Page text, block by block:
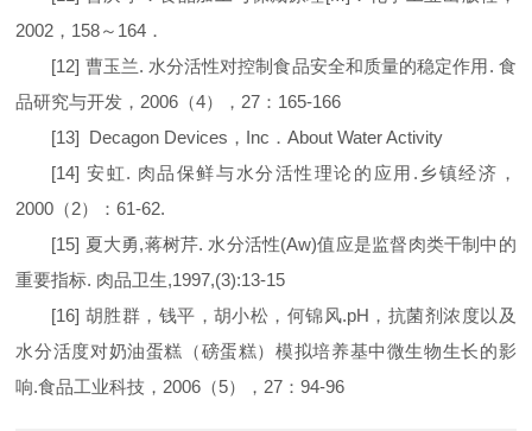
2002 ， 158～ 164 ．
[12] 曹玉兰. 水分活性对控制食品安全和质量的稳定作用 . 食
品研究与开发， 2006 （4）， 27 ： 165-166
[13] Decagon Devices ， Inc ．About Water Activity
[14]安虹. 肉品保鲜与水分活性理论的应用 . 乡镇经济，
2000 （2）：61-62.
[15] 夏大勇,蒋树芹. 水分活性(Aw)值应是监督肉类干制中的
重要指标. 肉品卫生,1997,(3):13-15
[16] 胡胜群，钱平，胡小松，何锦风.pH ，抗菌剂浓度以及
水分活度对奶油蛋糕（磅蛋糕）模拟培养基中微生物生长的影
响.食品工业科技， 2006 （5）， 27 ：94-96